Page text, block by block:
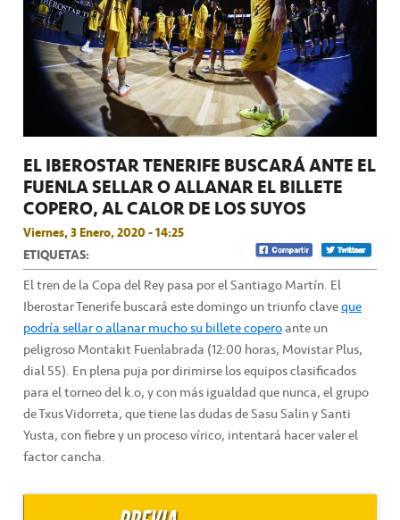
EL IBEROSTAR TENERIFE BUSCARÁ ANTE EL
FUENLA SELLAR O ALLANAR EL BILLETE
COPERO, AL CALOR DE LOS SUYOS
Viernes, 3 Enero, 2020 - 14:25
ETIQUETAS:
El tren de la Copa del Rey pasa por el Santiago Martín. El
Iberostar Tenerife buscará este domingo un triunfo claveque
podría sellar o allanar mucho su billete coperoante un
peligroso Montakit Fuenlabrada (12:00 horas, Movistar Plus,
dial 55). En plena puja por dirimirse los equipos clasificados
para el torneo del k.o, y con más igualdad que nunca, el grupo
de Txus Vidorreta, que tiene las dudas de Sasu Salin y Santi
Yusta, con fiebre y un proceso vírico, intentará hacer valer el
factor cancha.